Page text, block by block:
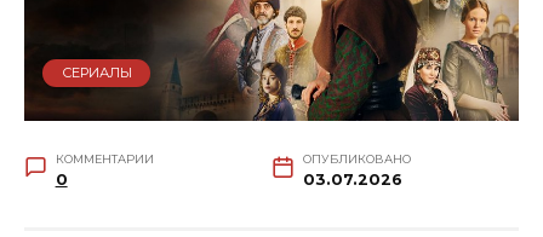
СЕРИАЛЫ
КОММЕНТАРИИ
0
ОПУБЛИКОВАНО
03.07.2026